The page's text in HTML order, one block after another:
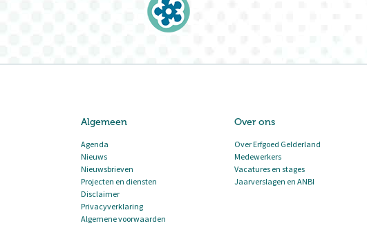
Algemeen
Agenda
Nieuws
Nieuwsbrieven
Projecten en diensten
Disclaimer
Privacyverklaring
Algemene voorwaarden
Over ons
Over Erfgoed Gelderland
Medewerkers
Vacatures en stages
Jaarverslagen en ANBI